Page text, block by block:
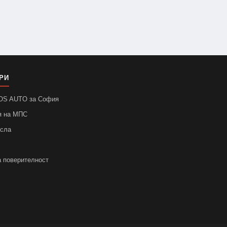
AUTO за София
на МПС
поверителност